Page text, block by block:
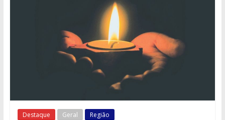
Destaque Geral Região